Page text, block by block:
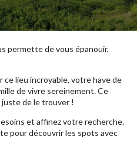
permette de vous épanouir,
ce lieu incroyable, votre have de
de vivre sereinement. Ce
de le trouver !
et affinez votre recherche.
pour découvrir les spots avec